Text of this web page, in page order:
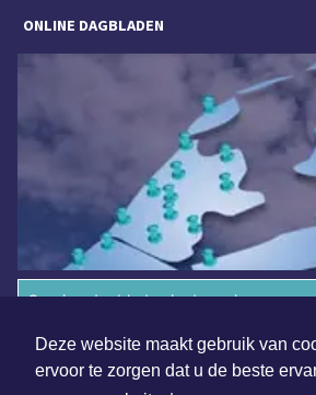
Deze website maakt gebruik van
ervoor te zorgen dat u de beste
ONLINE DAGBLADEN
Overige dagbladen in de regio
Algemene voorwaarden